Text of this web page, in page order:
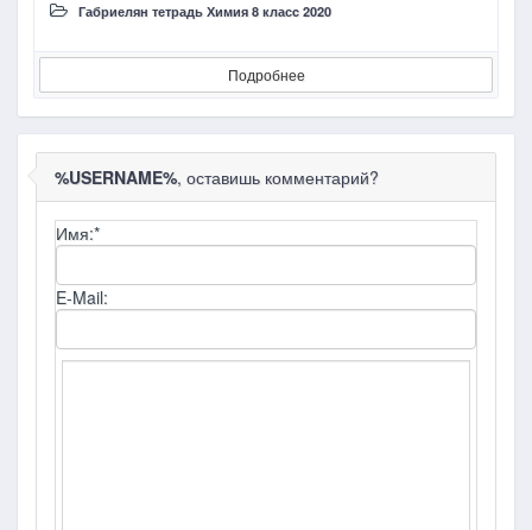
Габриелян тетрадь Химия 8 класc 2020
Подробнее
%USERNAME%, оставишь комментарий?
Имя:*
E-Mail: